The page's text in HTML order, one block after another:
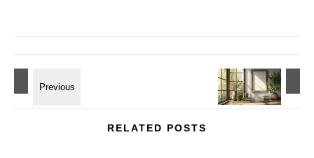
RELATED POSTS